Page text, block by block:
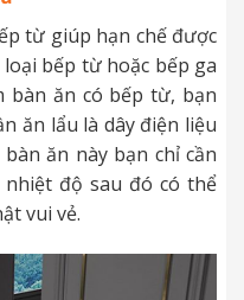
từ giúp hạn chế được
bếp từ hoặc bếp ga
bàn ăn có bếp từ, bạn
ăn lẩu là dây điện liệu
ăn này bạn chỉ cần
độ sau đó có thể
vui vẻ.